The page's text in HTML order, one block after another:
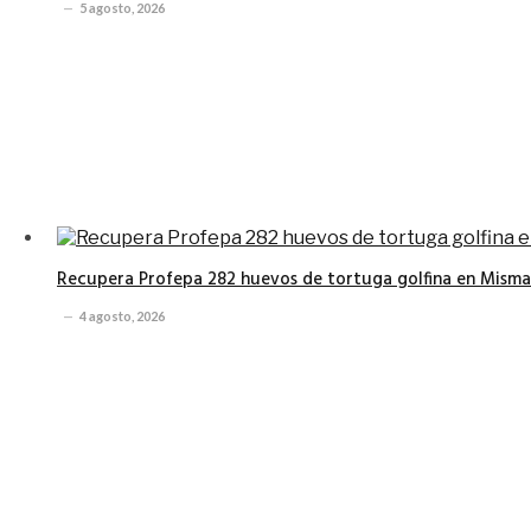
5 agosto, 2026
Recupera Profepa 282 huevos de tortuga golfina en
4 agosto, 2026